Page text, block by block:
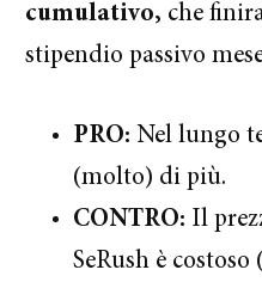
cumulativo, che
stipendio passivo
PRO: Nel lungo
(molto) di più.
CONTRO: Il
SeRush è